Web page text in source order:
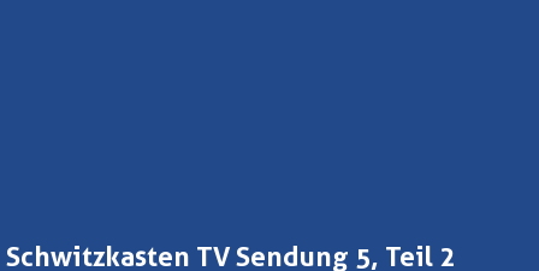
Schwitzkasten TV Sendung 5, Teil 2